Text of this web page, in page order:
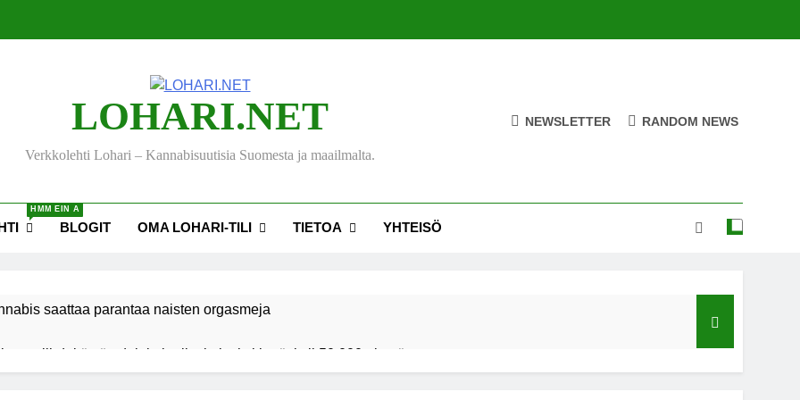
LOHARI.NET
Verkkolehti Lohari – Kannabisuutisia Suomesta ja maailmalta.
NEWSLETTER RANDOM NEWS
HMM EIN A
BLOGIT OMA LOHARI-TILI TIETOA YHTEISÖ
saattaa parantaa naisten orgasmeja
viihdekäytön dekriminalisoimiseksi keräsi yli 50 000 nimeä